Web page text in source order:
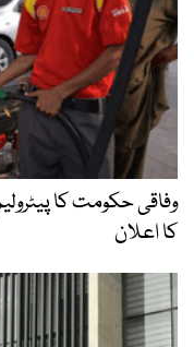
وفاقی حکومت کا
کا اعلان